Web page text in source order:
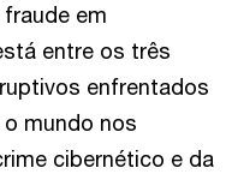
em
entre os três
enfrentados
mundo nos
cibernético e da